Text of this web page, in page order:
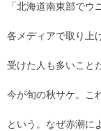
「北海道南東部でウ
各メディアで取り上
受けた人も多いこと
今が旬の秋サケ。こ
という。なぜ赤潮に